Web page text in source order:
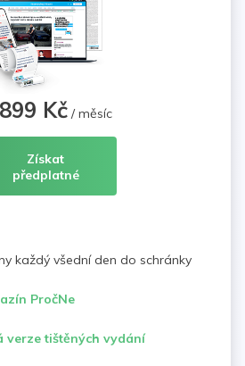
899 Kč/ měsíc
Získat
předplatné
každý všední den do schránky
PročNe
verze tištěných vydání